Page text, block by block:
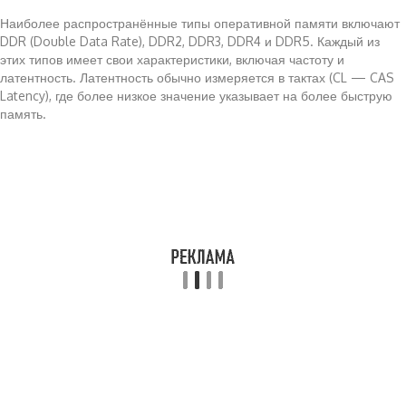
Наиболее распространённые типы оперативной памяти включают
DDR (Double Data Rate), DDR2, DDR3, DDR4 и DDR5. Каждый из
этих типов имеет свои характеристики, включая частоту и
латентность. Латентность обычно измеряется в тактах (CL — CAS
Latency), где более низкое значение указывает на более быструю
память.